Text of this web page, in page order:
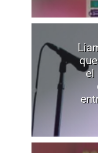
el